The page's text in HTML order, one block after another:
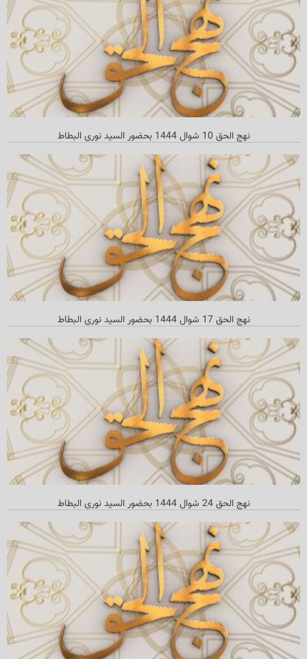
نهج الحق 10 شوال 1444 بحضور السيد نوري البطاط
نهج الحق 17 شوال 1444 بحضور السید نوري البطاط
نهج الحق 24 شوال 1444 بحضور السيد نوري البطاط